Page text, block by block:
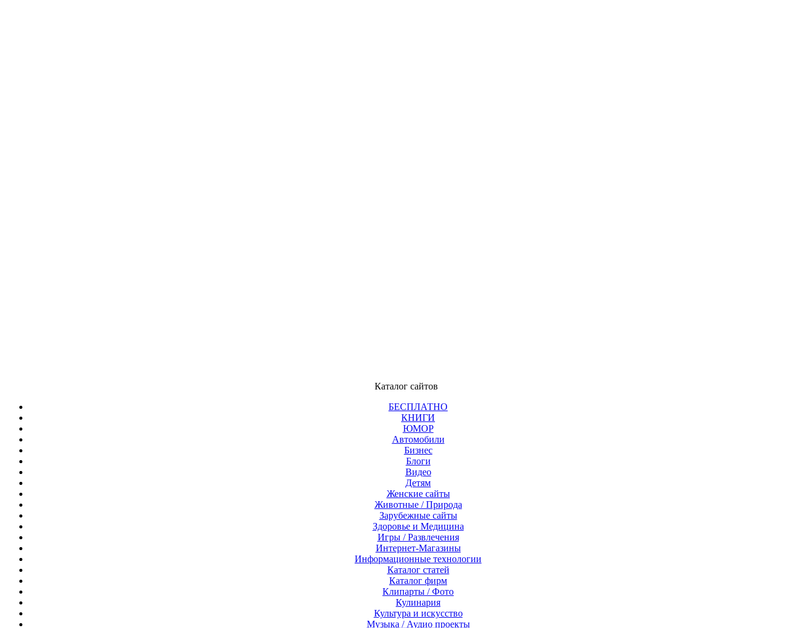
Каталог сайтов
БЕСПЛАТНО
КНИГИ
ЮМОР
Автомобили
Бизнес
Блоги
Видео
Детям
Женские сайты
Животные / Природа
Зарубежные сайты
Здоровье и Медицина
Игры / Развлечения
Интернет-Магазины
Информационные технологии
Каталог статей
Каталог фирм
Клипарты / Фото
Кулинария
Культура и искусство
Музыка / Аудио проекты